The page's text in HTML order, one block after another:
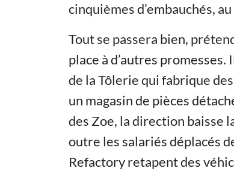
cinquièmes d’embauchés,
Tout se passera bien,
place à d’autres
de la Tôlerie qui fabrique
un magasin de pièces
des Zoe, la direction baisse
outre les salariés déplacés
Refactory retapent des